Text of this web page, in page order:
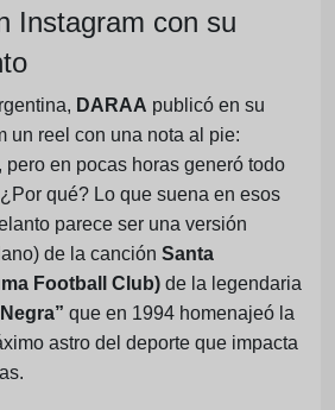
Instagram con su
DARAA publicó en su
un reel con una nota al pie:
, pero en pocas horas generó todo
qué? Lo que suena en esos
parece ser una versión
de la canción Santa
Football Club) de la legendaria
que en 1994 homenajeó la
astro del deporte que impacta